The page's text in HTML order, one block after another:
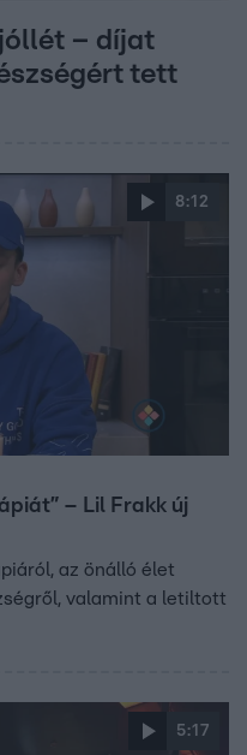
– díjat
tett
8:12
– Lil Frakk új
az önálló élet
valamint a letiltott
5:17